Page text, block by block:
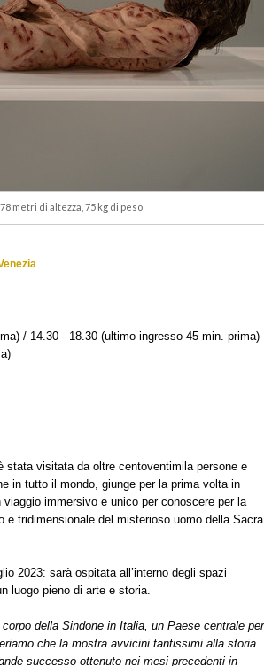
metri di altezza, 75 kg di peso
/ 14.30 - 18.30 (ultimo ingresso 45 min. prima)
stata visitata da oltre centoventimila persone e
in tutto il mondo, giunge per la prima volta in
viaggio immersivo e unico per conoscere per la
tridimensionale del misterioso uomo della Sacra
2023: sarà ospitata all’interno degli spazi
luogo pieno di arte e storia.
della Sindone in Italia, un Paese centrale per
che la mostra avvicini tantissimi alla storia
successo ottenuto nei mesi precedenti in